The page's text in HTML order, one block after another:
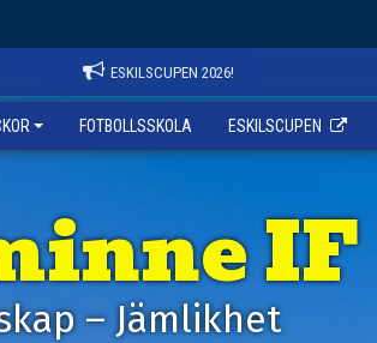
ESKILSCUPEN 2026!
FOTBOLLSSKOLA ESKILSCUPEN
IF
– Jämlikhet